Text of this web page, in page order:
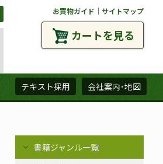
お買物ガイド ｜ サイトマップ
カートを見る
テキスト採用 会社案内･地図
書籍ジャンル一覧